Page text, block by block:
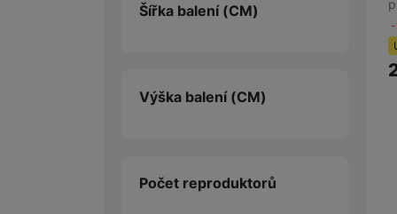
Šířka balení (CM)
Výška balení (CM)
Počet reproduktorů
-